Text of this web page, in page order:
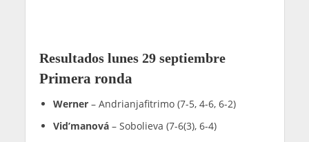
Resultados lunes 29 septiembre
Primera ronda
Werner– Andrianjafitrimo (7-5, 4-6, 6-2)
Vid’manová– Sobolieva (7-6(3), 6-4)